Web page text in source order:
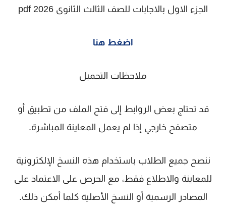
الجزء الاول بالاجابات للصف الثالث الثانوى 2026 pdf
اضغط هنا
ملاحظات التحميل
قد تحتاج بعض الروابط إلى فتح الملف من تطبيق أو
متصفح خارجي إذا لم يعمل المعاينة المباشرة.
ننصح جميع الطلاب باستخدام هذه النسخ الإلكترونية
للمعاينة والاطلاع فقط، مع الحرص على الاعتماد على
المصادر الرسمية أو النسخ الأصلية كلما أمكن ذلك.